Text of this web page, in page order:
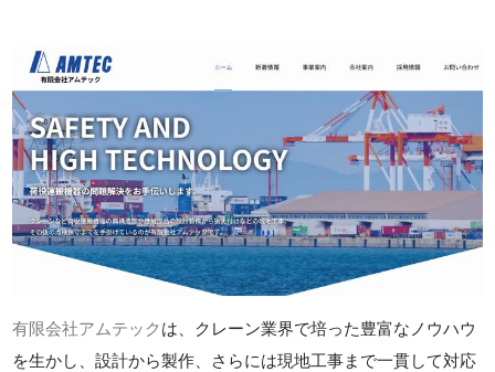
有限会社アムテック は、クレーン業界で培った豊富なノウハウ
を生かし、設計から製作、さらには現地工事まで一貫して対応